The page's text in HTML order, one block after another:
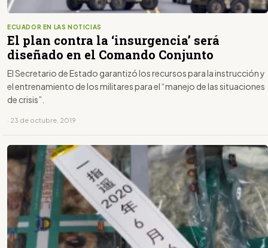
ECUADOR EN LAS NOTICIAS
El plan contra la ‘insurgencia’ será
diseñado en el Comando Conjunto
El Secretario de Estado garantizó los recursos para la instrucción y
el entrenamiento de los militares para el “manejo de las situaciones
de crisis”.
· 23 de octubre, 2019